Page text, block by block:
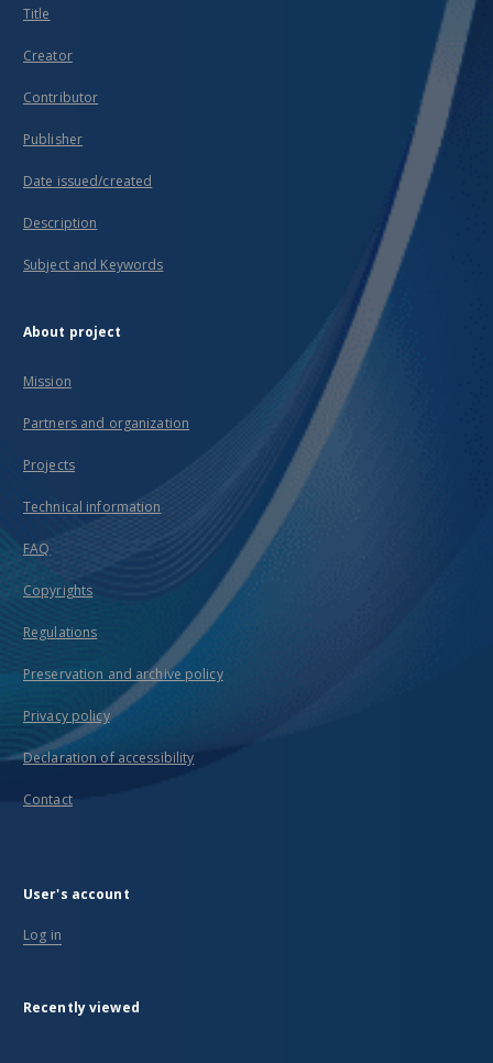
Title
Creator
Contributor
Publisher
Date issued/created
Description
Subject and Keywords
About project
Mission
Partners and organization
Projects
Technical information
FAQ
Copyrights
Regulations
Preservation and archive policy
Privacy policy
Declaration of accessibility
Contact
User's account
Log in
Recently viewed